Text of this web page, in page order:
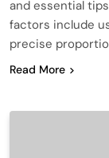
and essential
factors include
precise
Read More